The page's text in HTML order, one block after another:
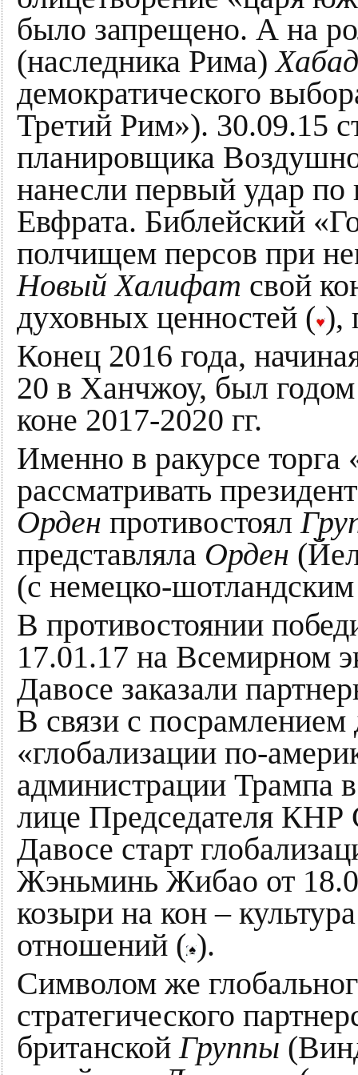
было запрещено. А на
(наследника Рима)Хабад
демократического
Третий Рим»). 30.09.15
планировщика
нанесли первый удар
Евфрата. Библейский
полчищем персов при
Новый Халифат свой
духовных ценностей ( ),
Конец 2016 года,
20 в Ханчжоу, был годом
коне 2017-2020 гг.
Именно в ракурсе
рассматривать
Орден противостоял
представляла Орден
(с немецко-
В противостоянии
17.01.17 на Всемирном
Давосе заказали
В связи с
«глобализации по-
администрации Трампа
лице Председателя
Давосе старт
Жэньминь Жибао от
козыри на кон –
отношений ( ).
Символом же
стратегического
британскойГруппы